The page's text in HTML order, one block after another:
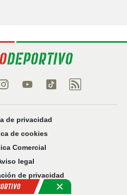
de privacidad
de cookies
Comercial
legal
de privacidad
nosotros